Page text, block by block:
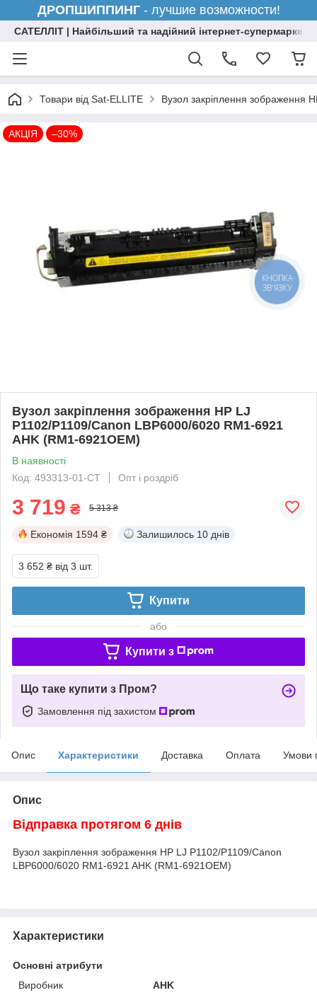
ДРОПШИППИНГ- лучшие возможности!
САТЕЛЛІТ | Найбільший та надійний інтернет-супермаркет
Товари від Sat-ELLITE Вузол закріплення зображення
АКЦІЯ –30%
Вузол закріплення зображення HP LJ
P1102/P1109/Canon LBP6000/6020 RM1-6921
AHK (RM1-6921OEM)
В наявності
Код: 493313-01-СТ
Опт і роздріб
3 719 ₴ 5 313 ₴
Економія 1594 ₴ Залишилось 10 днів
3 652 ₴ від 3 шт.
Купити
або
Купити з
Що таке купити з Пром?
Замовлення під захистом
Опис Характеристики Доставка Оплата Умови
Опис
Відправка протягом 6 днів
Вузол закріплення зображення HP LJ P1102/P1109/Canon
LBP6000/6020 RM1-6921 AHK (RM1-6921OEM)
Характеристики
Основні атрибути
Виробник
AHK
КНОПКА
ЗВ'ЯЗКУ